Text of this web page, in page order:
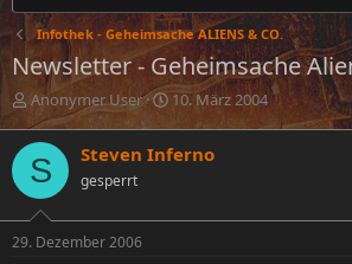
Infothek - Geheimsache ALIENS & CO.
Newsletter - Geheimsache
E
s
t
e
l
l
e
Anonymer User
E
t
l
10. März 2004
S Steven Inferno
gesperrt
29. Dezember 2006